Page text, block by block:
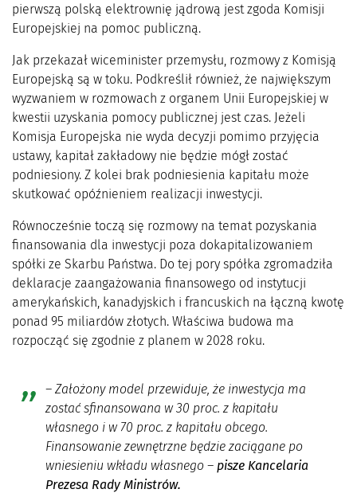
pierwszą polską elektrownię jądrową jest zgoda Komisji
Europejskiej na pomoc publiczną.
Jak przekazał wiceminister przemysłu, rozmowy z Komisją
Europejską są w toku. Podkreślił również, że największym
wyzwaniem w rozmowach z organem Unii Europejskiej w
kwestii uzyskania pomocy publicznej jest czas. Jeżeli
Komisja Europejska nie wyda decyzji pomimo przyjęcia
ustawy, kapitał zakładowy nie będzie mógł zostać
podniesiony. Z kolei brak podniesienia kapitału może
skutkować opóźnieniem realizacji inwestycji.
Równocześnie toczą się rozmowy na temat pozyskania
finansowania dla inwestycji poza dokapitalizowaniem
spółki ze Skarbu Państwa. Do tej pory spółka zgromadziła
deklaracje zaangażowania finansowego od instytucji
amerykańskich, kanadyjskich i francuskich na łączną kwotę
ponad 95 miliardów złotych. Właściwa budowa ma
rozpocząć się zgodnie z planem w 2028 roku.
– Założony model przewiduje, że inwestycja ma
zostać sfinansowana w 30 proc. z kapitału
własnego i w 70 proc. z kapitału obcego.
Finansowanie zewnętrzne będzie zaciągane po
wniesieniu wkładu własnego– pisze Kancelaria
Prezesa Rady Ministrów.